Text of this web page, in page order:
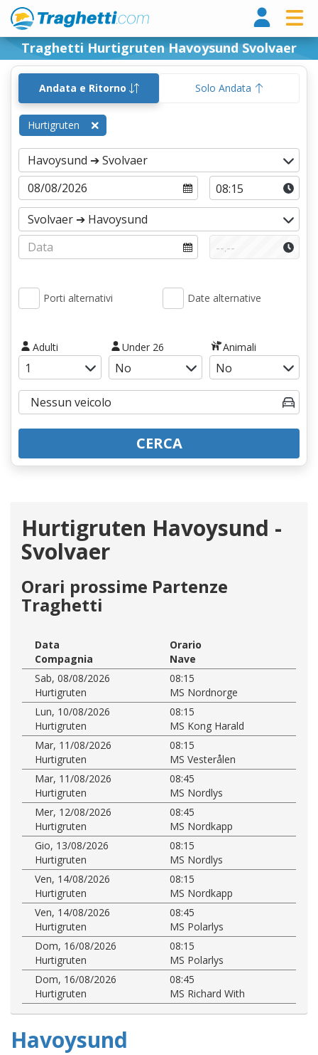
Traghetti Hurtigruten Havoysund Svolvaer
Andata e Ritorno Solo Andata
Hurtigruten
Porti alternativi Date alternative
Adulti Under 26 Animali
CERCA
Hurtigruten Havoysund -
Svolvaer
Orari prossime Partenze
Traghetti
Data
Orario
Compagnia
Nave
Sab, 08/08/2026
08:15
Hurtigruten
MS Nordnorge
Lun, 10/08/2026
08:15
Hurtigruten
MS Kong Harald
Mar, 11/08/2026
08:15
Hurtigruten
MS Vesterålen
Mar, 11/08/2026
08:45
Hurtigruten
MS Nordlys
Mer, 12/08/2026
08:45
Hurtigruten
MS Nordkapp
Gio, 13/08/2026
08:15
Hurtigruten
MS Nordlys
Ven, 14/08/2026
08:15
Hurtigruten
MS Nordkapp
Ven, 14/08/2026
08:45
Hurtigruten
MS Polarlys
Dom, 16/08/2026
08:15
Hurtigruten
MS Polarlys
Dom, 16/08/2026
08:45
Hurtigruten
MS Richard With
Havoysund